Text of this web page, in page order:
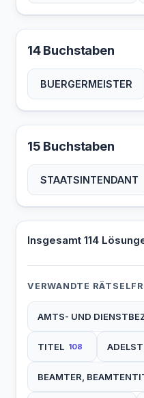
14 Buchstaben
BUERGERMEISTER
15 Buchstaben
STAATSINTENDANT
Insgesamt 114
VERWANDTE
AMTS- UND
TITEL 108
BEAMTER,